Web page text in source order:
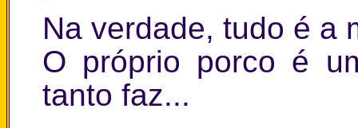
Na verdade, tudo é a
O próprio porco é
tanto faz...